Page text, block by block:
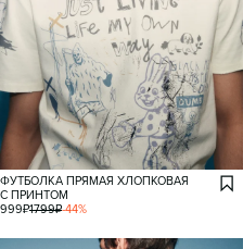
ФУТБОЛКА ПРЯМАЯ ХЛОПКОВАЯ
С ПРИНТОМ
999₽1799₽-44%